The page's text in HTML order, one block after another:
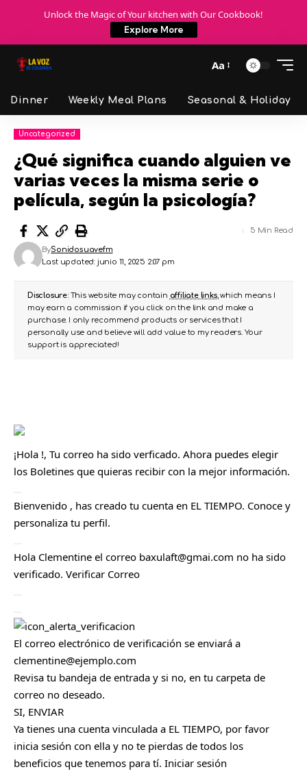
Unlock the Magic of Your kitchen with Our Cookbook!
Explore More
Aa
Dinner Weekly Meal Plans Seasonal & Holiday
Uncategorized
¿Qué significa cuando alguien ve
varias veces la misma serie o
película, según la psicología?
Last updated: junio 11, 2025 2:07 pm
BySonidosuavefm
5 Min Read
Disclosure:This website may contain affiliate links, which means I
may earn a commission if you click on the link and make a
purchase. I only recommend products or services that I
personally use and believe will add value to my readers. Your
support is appreciated!
¡Hola !, Tu correo ha sido verficado. Ahora puedes elegir
los Boletines que quieras recibir con la mejor información.
e
r
Bienvenido , has creado tu cuenta en EL TIEMPO. Conoce y
personaliza tu perfil.
e
r
Hola Clementine el correo baxulaft@gmai.com no ha sido
verificado. Verificar Correo
r
r
a
Cerrar
El correo electrónico de verificación se enviará a
clementine@ejemplo.com
Revisa tu bandeja de entrada y si no, en tu carpeta de
correo no deseado.
SI, ENVIAR
Ya tienes una cuenta vinculada a EL TIEMPO, por favor
inicia sesión con ella y no te pierdas de todos los
beneficios que tenemos para tí. Iniciar sesión